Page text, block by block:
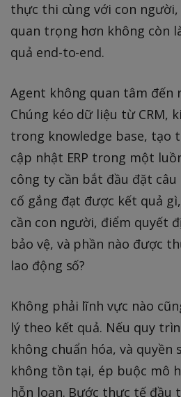
thực thi cùng với con
quan trọng hơn không còn
quả end-to-end.
Agent không quan tâm đến
Chúng kéo dữ liệu từ CRM,
trong knowledge base, tạo
cập nhật ERP trong một
công ty cần bắt đầu đặt
cố gắng đạt được kết quả
cần con người, điểm quyết
bảo vệ, và phần nào được
lao động số?
Không phải lĩnh vực nào
lý theo kết quả. Nếu quy
không chuẩn hóa, và quyền
không tồn tại, ép buộc mô
hỗn loạn. Bước thực tế đầu